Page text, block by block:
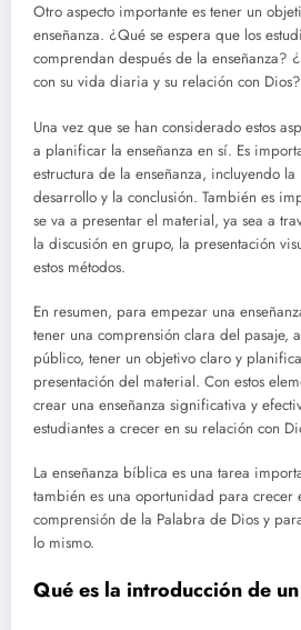
Otro aspecto importante es tener un
enseñanza. ¿Qué se espera que los
comprendan después de la enseñanza?
con su vida diaria y su relación con Dios?
Una vez que se han considerado estos
a planificar la enseñanza en sí. Es
estructura de la enseñanza, incluyendo
desarrollo y la conclusión. También es
se va a presentar el material, ya sea a
la discusión en grupo, la presentación
estos métodos.
En resumen, para empezar una
tener una comprensión clara del pasaje,
público, tener un objetivo claro y
presentación del material. Con estos
crear una enseñanza significativa y
estudiantes a crecer en su relación con
La enseñanza bíblica es una tarea
también es una oportunidad para crecer
comprensión de la Palabra de Dios y
lo mismo.
Qué es la introducción de